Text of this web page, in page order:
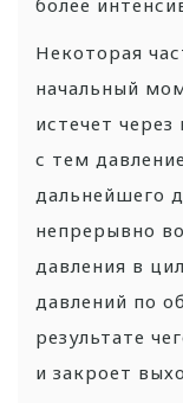
Некоторая
начальный
истечет
с тем
дальнейшего
непрерывно
давления в
давлений по
результате
и закроет